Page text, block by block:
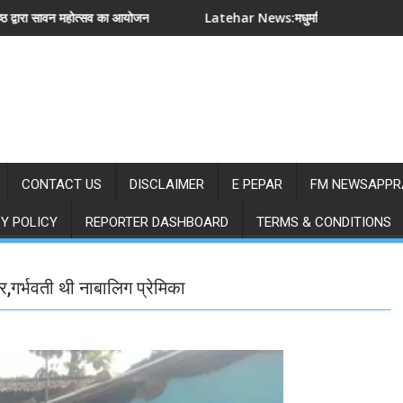
Latehar News:मधुमक्खियों के हमले से युवक की मौत,तपोवन पार्क के पास मिला
CONTACT US DISCLAIMER E PEPAR FM
POLICY REPORTER DASHBOARD TERMS & CONDITIONS
थी नाबालिग प्रेमिका